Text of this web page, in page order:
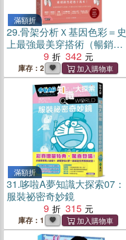
滿額折
29.骨架分析Ｘ基因色彩＝史
上最強最美穿搭術（暢銷新
9 342
庫存：2
滿額折
31.哆啦A夢知識大探索07：
服裝祕密奇妙鏡
9
315
庫存：1